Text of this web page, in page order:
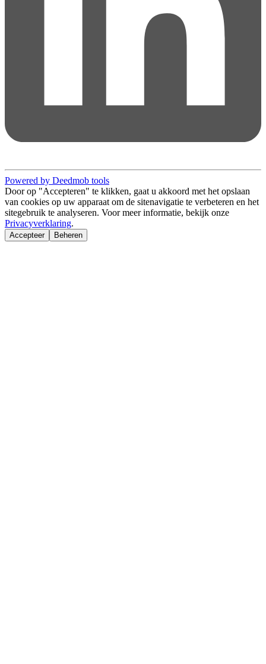
Powered by Deedmob tools
Door op "Accepteren" te klikken, gaat u akkoord met het opslaan
van cookies op uw apparaat om de sitenavigatie te verbeteren en het
sitegebruik te analyseren. Voor meer informatie, bekijk onze
Privacyverklaring.
Accepteer Beheren